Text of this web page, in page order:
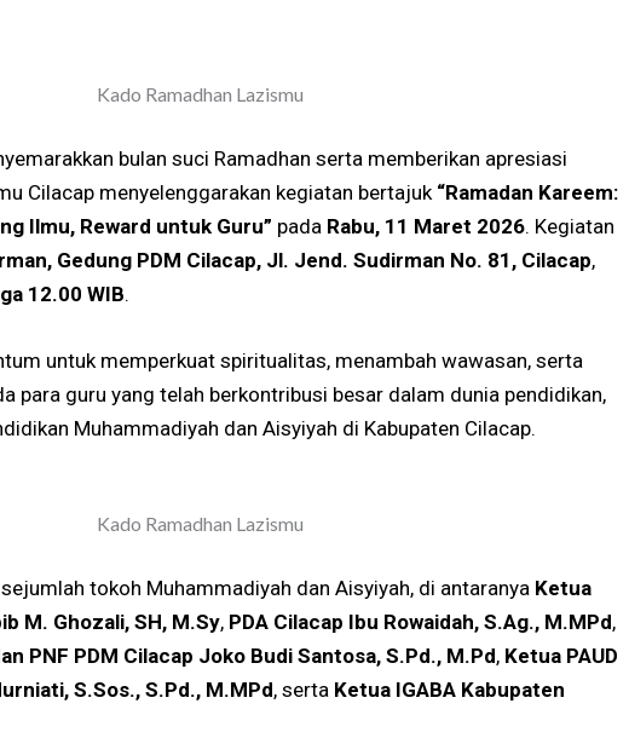
bulan suci Ramadhan serta memberikan apresiasi
Cilacap menyelenggarakan kegiatan bertajuk “Ramadan Kareem:
Ilmu, Reward untuk Guru” pada Rabu, 11 Maret 2026. Kegiatan
Gedung PDM Cilacap, Jl. Jend. Sudirman No. 81, Cilacap,
12.00 WIB.
untuk memperkuat spiritualitas, menambah wawasan, serta
para guru yang telah berkontribusi besar dalam dunia pendidikan,
Muhammadiyah dan Aisyiyah di Kabupaten Cilacap.
tokoh Muhammadiyah dan Aisyiyah, di antaranya Ketua
M. Ghozali, SH, M.Sy, PDA Cilacap Ibu Rowaidah, S.Ag., M.MPd,
PNF PDM Cilacap Joko Budi Santosa, S.Pd., M.Pd, Ketua PAUD
S.Sos., S.Pd., M.MPd, serta Ketua IGABA Kabupaten